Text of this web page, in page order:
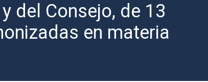
del Consejo, de 13
en materia